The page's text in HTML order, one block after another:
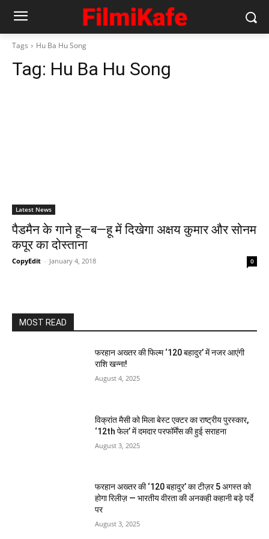
Tags Hu Ba Hu Song
Tag: Hu Ba Hu Song
Latest News
पैडमैन के गाने हू—ब—हू में दिखेगा अक्षय कुमार और सोनम
कपूर का दोस्ताना
CopyEdit - January 4, 2018 0
MOST READ
फरहान अख्तर की फिल्म ‘120 बहादुर’ में नजर आएंगी
राशि खन्ना!
August 4, 2025
विक्रांत मैसी को मिला बेस्ट एक्टर का राष्ट्रीय पुरस्कार,
‘12th फेल’ में दमदार परफॉर्मेंस की हुई सराहना
August 3, 2025
फरहान अख्तर की ‘120 बहादुर’ का टीज़र 5 अगस्त को
होगा रिलीज़ — भारतीय वीरता की अनकही कहानी बड़े पर्दे
पर
August 3, 2025